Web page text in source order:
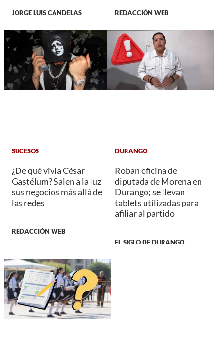
JORGE LUIS CANDELAS REDACCIÓN WEB
SUCESOS
¿De qué vivía César
Gastélum? Salen a la luz
sus negocios más allá de
las redes
REDACCIÓN WEB
DURANGO
Roban oficina de
diputada de Morena en
Durango; se llevan
tablets utilizadas para
afiliar al partido
EL SIGLO DE DURANGO